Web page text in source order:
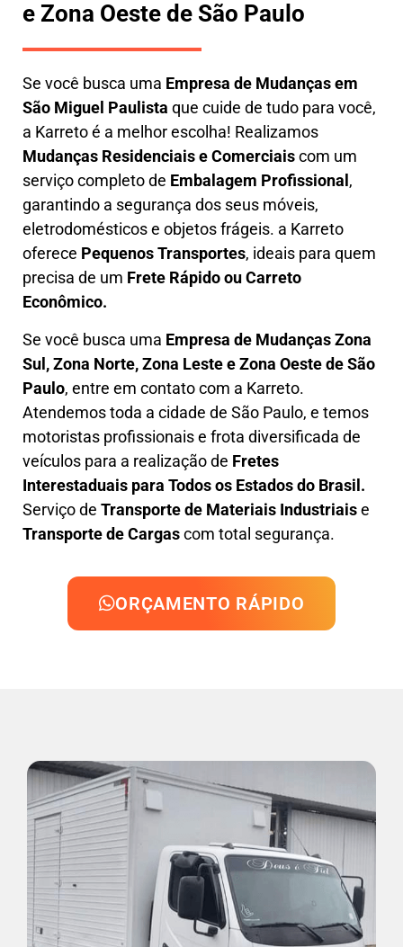
e Zona Oeste de São Paulo
Se você busca uma Empresa de Mudanças em
São Miguel Paulista que cuide de tudo para você,
a Karretoé a melhor escolha! Realizamos
Mudanças Residenciais e Comerciaiscom um
serviço completo de Embalagem Profissional ,
garantindo a segurança dos seus móveis,
eletrodomésticos e objetos frágeis. a Karreto
oferece Pequenos Transportes, ideais para quem
precisa de um Frete Rápido ou Carreto
Econômico.
Se você busca uma Empresa de Mudanças Zona
Sul, Zona Norte, Zona Leste e Zona Oeste de São
Paulo, entre em contato com a Karreto.
Atendemos toda a cidade de São Paulo, e temos
motoristas profissionais e frota diversificada de
veículos para a realização de Fretes
Interestaduais para Todos os Estados do Brasil.
Serviço de Transporte de Materiais Industriaise
Transporte de Cargascom total segurança.
ORÇAMENTO RÁPIDO